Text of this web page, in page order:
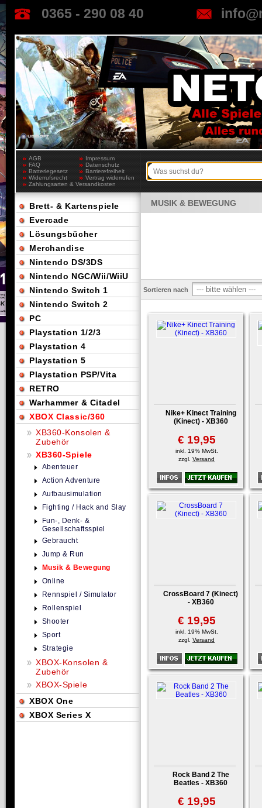
0365 - 290 08 40
AGB
Impressum
FAQ
Datenschutz
Batteriegesetz
Barrierefreiheit
Widerrufsrecht
Vertrag widerrufen
Zahlungsarten & Versandkosten
MUSIK & BEWEGUNG
Sortieren nach
Nike+ Kinect Training
(Kinect) - XB360
€ 19,95
inkl. 19% MwSt.
zzgl. Versand
CrossBoard 7 (Kinect)
- XB360
€ 19,95
inkl. 19% MwSt.
zzgl. Versand
Rock Band 2 The
Beatles - XB360
€ 19,95
Brett- & Kartenspiele
Evercade
Lösungsbücher
Merchandise
Nintendo DS/3DS
Nintendo NGC/Wii/WiiU
Nintendo Switch 1
Nintendo Switch 2
PC
Playstation 1/2/3
Playstation 4
Playstation 5
Playstation PSP/Vita
RETRO
Warhammer & Citadel
XBOX Classic/360
XB360-Konsolen &
Zubehör
XB360-Spiele
Abenteuer
Action Adventure
Aufbausimulation
Fighting / Hack and Slay
Fun-, Denk- &
Gesellschaftsspiel
Gebraucht
Jump & Run
Musik & Bewegung
Online
Rennspiel / Simulator
Rollenspiel
Shooter
Sport
Strategie
XBOX-Konsolen &
Zubehör
XBOX-Spiele
XBOX One
XBOX Series X